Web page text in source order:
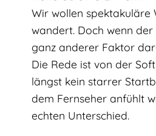
Wir wollen spektakuläre
wandert. Doch wenn
ganz anderer Faktor
Die Rede ist von der
längst kein starrer
dem Fernseher anfühlt
echten Unterschied.